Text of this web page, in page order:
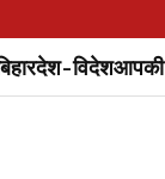
देश-विदेश